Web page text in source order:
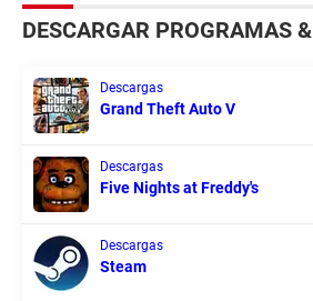
DESCARGAR PROGRAMAS
Descargas
Grand Theft Auto V
Descargas
Five Nights at Freddy's
Descargas
Steam